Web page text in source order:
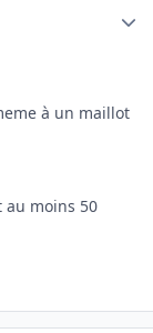
à un maillot
au moins 50